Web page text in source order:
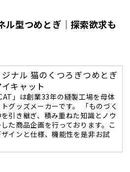
ル型つめとぎ｜探索欲求も
ナル 猫のくつろぎつめとぎ
キャット
」は創業33年の縫製工場を母体
グッズメーカーです。 「ものづく
引き継ぎ、積み重ねた知識とノウ
た商品企画を行っております。こ
インと仕様、機能性を是非お試